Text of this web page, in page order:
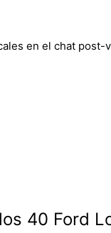
en el chat post-
40 Ford